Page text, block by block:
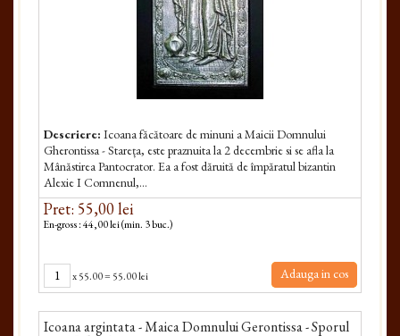
Descriere: Icoana făcătoare de minuni a Maicii Dom­nului
Gherontissa - Stareța, este praznuita la 2 decembrie si se afla la
Mânăstirea Pantocrator. Ea a fost dăruită de împăratul bizantin
Alexie I Comnenul,...
Pret: 55,00 lei
En-gross : 44,00 lei (min. 3 buc.)
x55.00= 55.00 lei Adauga in cos
Icoana argintata - Maica Domnului Gerontissa - Sporul